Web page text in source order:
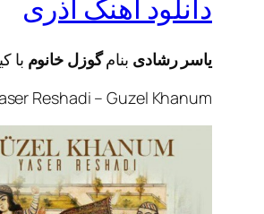
دانلود آهنگ آذری
یاسر رشادی بنامگوزل خانوم با
Reshadi – Guzel Khanum